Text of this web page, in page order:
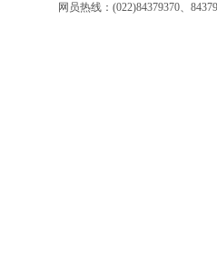
网员热线：(022)84379370、